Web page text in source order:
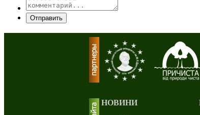
Отправить
НОВИНИ